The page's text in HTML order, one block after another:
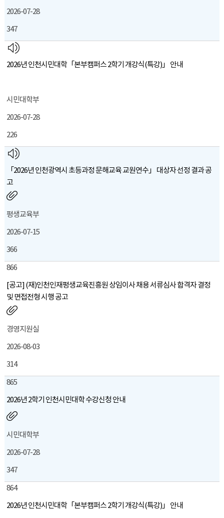
2026-07-28
347
2026년 인천시민대학「본부캠퍼스 2학기 개강식(특강)」 안내
시민대학부
2026-07-28
226
「2026년 인천광역시 초등과정 문해교육 교원연수」 대상자 선정 결과 공
고
평생교육부
2026-07-15
366
866
[공고] (재)인천인재평생교육진흥원 상임이사 채용 서류심사 합격자 결정
및 면접전형 시행 공고
경영지원실
2026-08-03
314
865
2026년 2학기 인천시민대학 수강신청 안내
시민대학부
2026-07-28
347
864
2026년 인천시민대학「본부캠퍼스 2학기 개강식(특강)」 안내